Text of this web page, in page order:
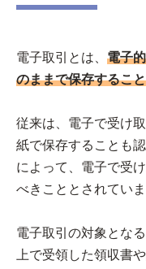
電子取引とは、 電子
のままで保存すること
従来は、電子で受け
紙で保存することも
によって、電子で受
べきこととされていま
電子取引の対象とな
上で受領した領収書